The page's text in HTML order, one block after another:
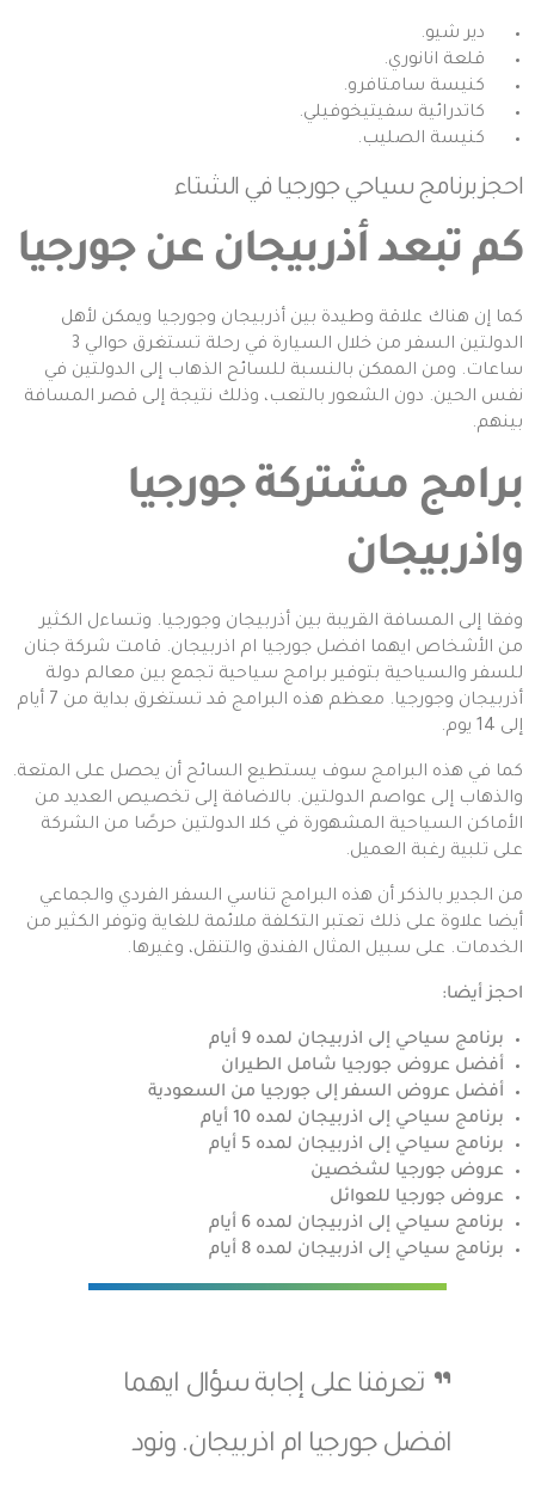
دير شيو.
قلعة انانوري.
كنيسة سامتافرو.
كاتدرائية سفيتيخوفيلي.
كنيسة الصليب.
احجزبرنامج سياحي جورجيا في الشتاء
كم تبعد أذربيجان عن جورجيا
كما إن هناك علاقة وطيدة بين أذربيجان وجورجيا ويمكن لأهل
الدولتين السفر من خلال السيارة في رحلة تستغرق حوالي 3
ساعات. ومن الممكن بالنسبة للسائح الذهاب إلى الدولتين في
نفس الحين. دون الشعور بالتعب، وذلك نتيجة إلى قصر المسافة
بينهم.
برامج مشتركة جورجيا
واذربيجان
وفقا إلى المسافة القريبة بين أذربيجان وجورجيا. وتساءل الكثير
من الأشخاص ايهما افضل جورجيا ام اذربيجان. قامت شركة جنان
للسفر والسياحية بتوفير برامج سياحية تجمع بين معالم دولة
أذربيجان وجورجيا. معظم هذه البرامج قد تستغرق بداية من 7 أيام
إلى 14 يوم.
كما في هذه البرامج سوف يستطيع السائح أن يحصل على المتعة.
والذهاب إلى عواصم الدولتين. بالاضافة إلى تخصيص العديد من
الأماكن السياحية المشهورة في كلا الدولتين حرصًا من الشركة
على تلبية رغبة العميل.
من الجدير بالذكر أن هذه البرامج تناسي السفر الفردي والجماعي
أيضا علاوة على ذلك تعتبر التكلفة ملائمة للغاية وتوفر الكثير من
الخدمات. على سبيل المثال الفندق والتنقل، وغيرها.
احجز أيضا:
برنامج سياحي إلى اذربيجان لمده 9 أيام
أفضل عروض جورجيا شامل الطيران
أفضل عروض السفر إلى جورجيا من السعودية
برنامج سياحي إلى اذربيجان لمده 10 أيام
برنامج سياحي إلى اذربيجان لمده 5 أيام
عروض جورجيا لشخصين
عروض جورجيا للعوائل
برنامج سياحي إلى اذربيجان لمده 6 أيام
برنامج سياحي إلى اذربيجان لمده 8 أيام
تعرفنا على إجابة سؤال ايهما
افضل جورجيا ام اذربيجان. ونود